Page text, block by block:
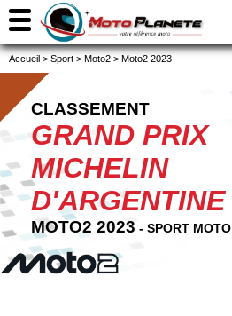
Accueil > Sport > Moto2 > Moto2 2023
CLASSEMENT
GRAND PRIX
MICHELIN
D'ARGENTINE
MOTO2 2023 - SPORT MOTO